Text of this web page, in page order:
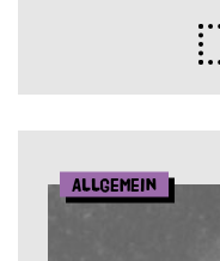
Allgemein